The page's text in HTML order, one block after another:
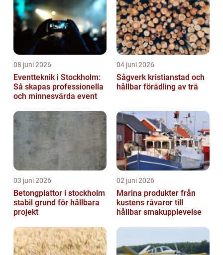
08 juni 2026
Eventteknik i Stockholm:
Så skapas professionella
och minnesvärda event
04 juni 2026
Sågverk kristianstad och
hållbar förädling av trä
03 juni 2026
Betongplattor i stockholm
stabil grund för hållbara
projekt
02 juni 2026
Marina produkter från
kustens råvaror till
hållbar smakupplevelse